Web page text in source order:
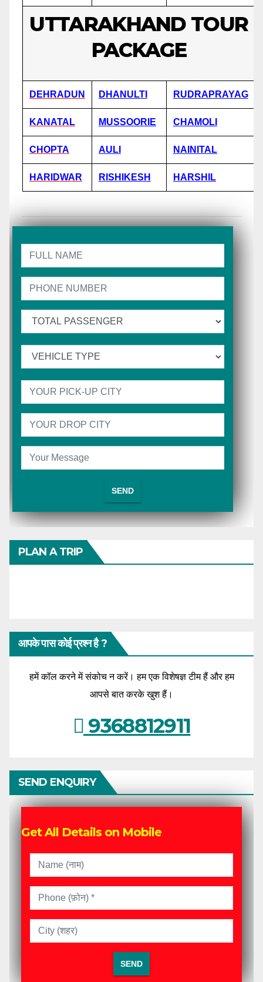
UTTARAKHAND TOUR
PACKAGE
DEHRADUN DHANULTI RUDRAPRAYAG
KANATAL MUSSOORIE CHAMOLI
CHOPTA AULI NAINITAL
HARIDWAR RISHIKESH HARSHIL
PLAN A TRIP
आपके पास कोई प्रश्न है ?
हमें कॉल करने में संकोच न करें। हम एक विशेषज्ञ टीम हैं और हम
आपसे बात करके खुश हैं।
9368812911
SEND ENQUIRY
Get All Details on Mobile